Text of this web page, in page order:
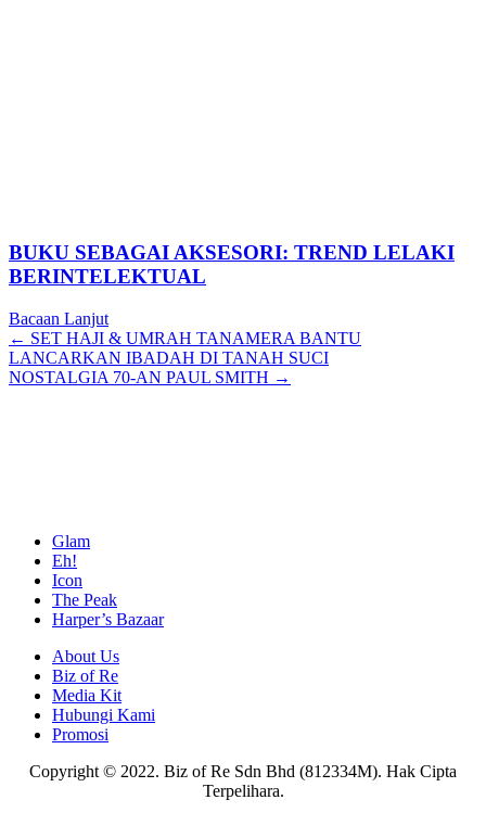
BUKU SEBAGAI AKSESORI: TREND LELAKI
BERINTELEKTUAL
Bacaan Lanjut
Posts
navigation
← SET HAJI & UMRAH TANAMERA BANTU
LANCARKAN IBADAH DI TANAH SUCI
NOSTALGIA 70-AN PAUL SMITH →
Glam
Eh!
Icon
The Peak
Harper’s Bazaar
About Us
Biz of Re
Media Kit
Hubungi Kami
Promosi
Copyright © 2022. Biz of Re Sdn Bhd (812334M). Hak Cipta
Terpelihara.